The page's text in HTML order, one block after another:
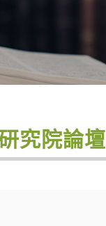
究院論壇